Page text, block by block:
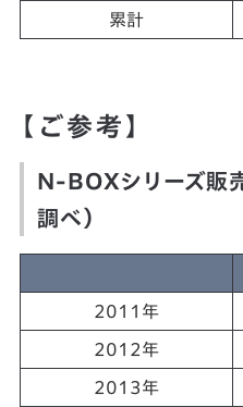
累計
【ご参考】
N-BOXシリーズ販
調べ）
2011年
2012年
2013年